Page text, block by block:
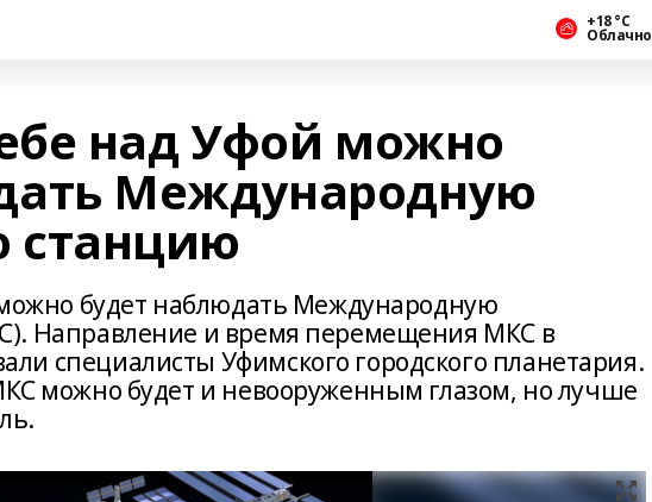
+18 °С
Облачно
над Уфой можно
Международную
станцию
будет наблюдать Международную
Направление и время перемещения МКС в
специалисты Уфимского городского планетария.
можно будет и невооруженным глазом, но лучше